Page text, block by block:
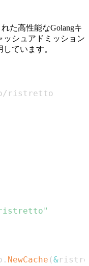
た高性能なGolangキ
ッシュアドミッション
ています。
ristretto
ristretto"
. NewCache (&